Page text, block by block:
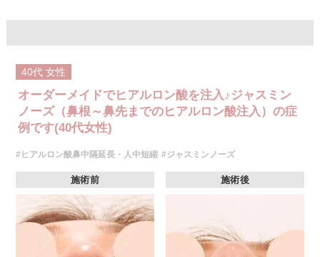
40代 女性
オーダーメイドでヒアルロン酸を注入♪ジャスミン
ノーズ（鼻根～鼻先までのヒアルロン酸注入）の症
例です(40代女性)
#ヒアルロン酸鼻中隔延長・人中短縮 #ジャスミンノーズ
施術前 施術後